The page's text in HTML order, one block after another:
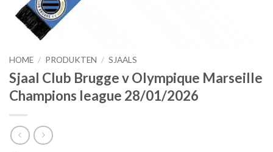
HOME / PRODUKTEN / SJAALS
Sjaal Club Brugge v Olympique Marseille
Champions league 28/01/2026